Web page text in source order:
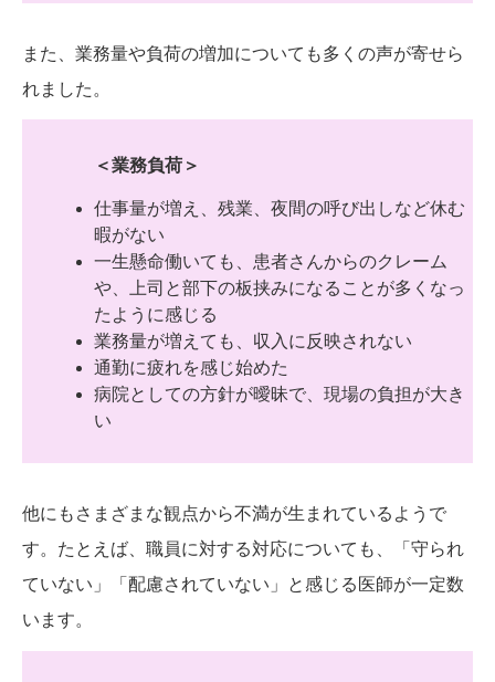
また、業務量や負荷の増加についても多くの声が寄せら
れました。
＜業務負荷＞
仕事量が増え、残業、夜間の呼び出しなど休む
暇がない
一生懸命働いても、患者さんからのクレーム
や、上司と部下の板挟みになることが多くなっ
たように感じる
業務量が増えても、収入に反映されない
通勤に疲れを感じ始めた
病院としての方針が曖昧で、現場の負担が大き
い
他にもさまざまな観点から不満が生まれているようで
す。たとえば、職員に対する対応についても、「守られ
ていない」「配慮されていない」と感じる医師が一定数
います。